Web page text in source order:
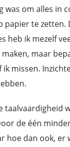
was om alles in
papier te zetten.
heb ik mezelf
maar
ik missen.
taalvaardigheid
de één
hoe dan ook, er